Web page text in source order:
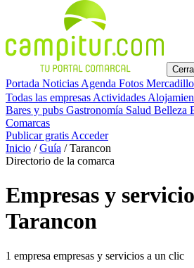
Portada Noticias Agenda Fotos Mercadillo
Todas las empresas Actividades
Bares y pubs Gastronomía Salud Belleza
Comarcas
Publicar gratis Acceder
Inicio / Guía / Tarancon
Directorio de la comarca
Empresas y
Tarancon
1 empresa empresas y servicios a un clic